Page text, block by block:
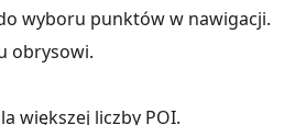
wyboru punktów w nawigacji.
obrysowi.
większej liczby POI.